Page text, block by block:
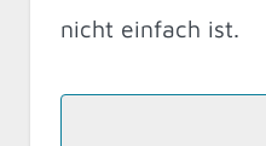
nicht einfach ist.